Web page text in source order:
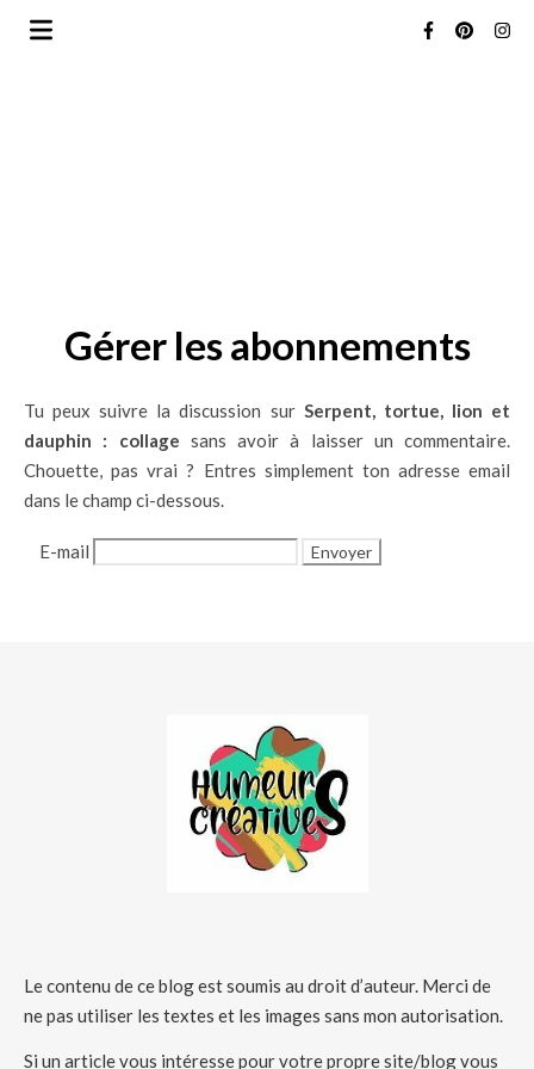
Gérer les abonnements
Tu peux suivre la discussion sur Serpent, tortue, lion et
dauphin : collage sans avoir à laisser un commentaire.
Chouette, pas vrai ? Entres simplement ton adresse email
dans le champ ci-dessous.
E-mail
Le contenu de ce blog est soumis au droit d’auteur. Merci de
ne pas utiliser les textes et les images sans mon autorisation.
Si un article vous intéresse pour votre propre site/blog vous